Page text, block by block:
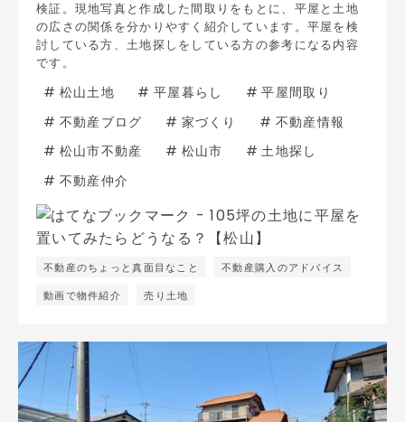
不動産のちょっと真面目なこと
不動産購入のアドバイス
動画で物件紹介
売り土地
検証。現地写真と作成した間取りをもとに、平屋と土地
の広さの関係を分かりやすく紹介しています。平屋を検
討している方、土地探しをしている方の参考になる内容
です。
# 松山土地 # 平屋暮らし # 平屋間取り
# 不動産ブログ # 家づくり # 不動産情報
# 松山市不動産 # 松山市 # 土地探し
# 不動産仲介